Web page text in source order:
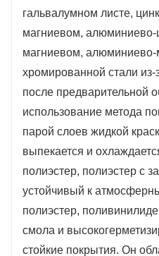
воздействиям
смола и
коррозионно-
Он имеет отличную
коррозионную
(формуемость).
Продукция широко
бытовой технике,
строительстве,
гальвалумном листе,
магниевом, алюминиево-
магниевом,
хромированной стали из-
после предварительной
использование метода
парой слоев жидкой
выпекается и
полиэстер, полиэстер с
устойчивый к
полиэстер,
смола и
стойкие покрытия. Он